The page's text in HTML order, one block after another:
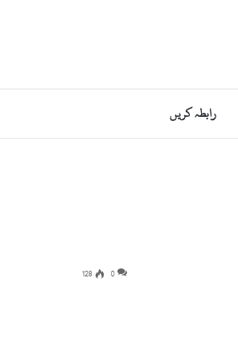
رابطہ کریں
0
128